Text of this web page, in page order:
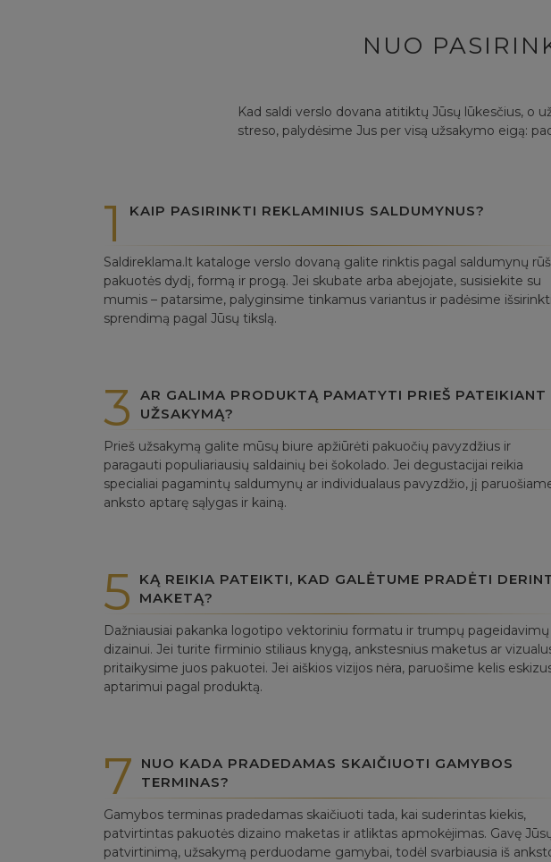
NUO
Kad saldi verslo dovana atitiktų Jūsų lūkesčius, o
streso, palydėsime Jus per visą užsakymo eigą:
1 KAIP PASIRINKTI REKLAMINIUS SALDUMYNUS?
Saldireklama.lt kataloge verslo dovaną galite rinktis pagal saldumynų
pakuotės dydį, formą ir progą. Jei skubate arba abejojate, susisiekite su
mumis – patarsime, palyginsime tinkamus variantus ir padėsime išsirinkti
sprendimą pagal Jūsų tikslą.
3
AR GALIMA PRODUKTĄ PAMATYTI PRIEŠ PATEIKIANT
UŽSAKYMĄ?
Prieš užsakymą galite mūsų biure apžiūrėti pakuočių pavyzdžius ir
paragauti populiariausių saldainių bei šokolado. Jei degustacijai reikia
specialiai pagamintų saldumynų ar individualaus pavyzdžio, jį
anksto aptarę sąlygas ir kainą.
5
KĄ REIKIA PATEIKTI, KAD GALĖTUME PRADĖTI
MAKETĄ?
Dažniausiai pakanka logotipo vektoriniu formatu ir trumpų pageidavimų
dizainui. Jei turite firminio stiliaus knygą, ankstesnius maketus ar
pritaikysime juos pakuotei. Jei aiškios vizijos nėra, paruošime kelis
aptarimui pagal produktą.
7
NUO KADA PRADEDAMAS SKAIČIUOTI GAMYBOS
TERMINAS?
Gamybos terminas pradedamas skaičiuoti tada, kai suderintas kiekis,
patvirtintas pakuotės dizaino maketas ir atliktas apmokėjimas. Gavę
patvirtinimą, užsakymą perduodame gamybai, todėl svarbiausia iš